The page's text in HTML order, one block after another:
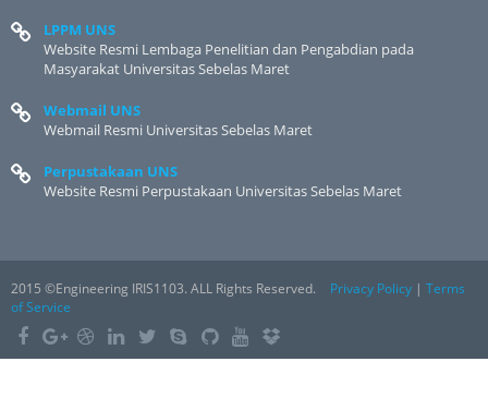
LPPM UNS
Website Resmi Lembaga Penelitian dan Pengabdian pada
Masyarakat Universitas Sebelas Maret
Webmail UNS
Webmail Resmi Universitas Sebelas Maret
Perpustakaan UNS
Website Resmi Perpustakaan Universitas Sebelas Maret
2015 ©Engineering IRIS1103. ALL Rights Reserved. Privacy Policy | Terms
of Service